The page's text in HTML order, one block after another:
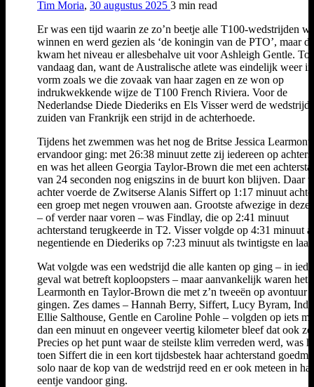
Tim Moria, 30 augustus 2025 3 min read
Er was een tijd waarin ze zo’n beetje alle T100-wedstrijden
winnen en werd gezien als ‘de koningin van de PTO’, maar
kwam het niveau er allesbehalve uit voor Ashleigh Gentle. Tot
vandaag dan, want de Australische atlete was eindelijk weer
vorm zoals we die zovaak van haar zagen en ze won op
indrukwekkende wijze de T100 French Riviera. Voor de
Nederlandse Diede Diederiks en Els Visser werd de wedstrijd
zuiden van Frankrijk een strijd in de achterhoede.
Tijdens het zwemmen was het nog de Britse Jessica
ervandoor ging: met 26:38 minuut zette zij iedereen op
en was het alleen Georgia Taylor-Brown die met een
van 24 seconden nog enigszins in de buurt kon blijven. Daar
achter voerde de Zwitserse Alanis Siffert op 1:17 minuut
een groep met negen vrouwen aan. Grootste afwezige in deze
– of verder naar voren – was Findlay, die op 2:41 minuut
achterstand terugkeerde in T2. Visser volgde op 4:31 minuut
negentiende en Diederiks op 7:23 minuut als twintigste en
Wat volgde was een wedstrijd die alle kanten op ging – in
geval wat betreft koploopsters – maar aanvankelijk waren het
Learmonth en Taylor-Brown die met z’n tweeën op avontuur
gingen. Zes dames – Hannah Berry, Siffert, Lucy Byram,
Ellie Salthouse, Gentle en Caroline Pohle – volgden op iets
dan een minuut en ongeveer veertig kilometer bleef dat ook
Precies op het punt waar de steilste klim verreden werd, was
toen Siffert die in een kort tijdsbestek haar achterstand
solo naar de kop van de wedstrijd reed en er ook meteen in
eentje vandoor ging.